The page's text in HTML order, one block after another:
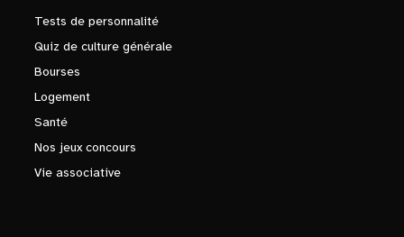
Tests de personnalité
Quiz de culture générale
Bourses
Logement
Santé
Nos jeux concours
Vie associative